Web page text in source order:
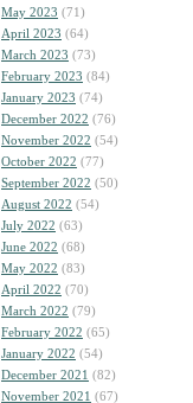
May 2023 (71)
April 2023 (64)
March 2023 (73)
February 2023 (84)
January 2023 (74)
December 2022 (76)
November 2022 (54)
October 2022 (77)
September 2022 (50)
August 2022 (54)
July 2022 (63)
June 2022 (68)
May 2022 (83)
April 2022 (70)
March 2022 (79)
February 2022 (65)
January 2022 (54)
December 2021 (82)
November 2021 (67)